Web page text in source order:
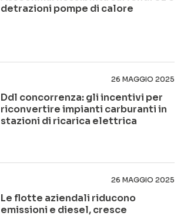
detrazioni pompe di calore
26 MAGGIO 2025
Ddl concorrenza: gli incentivi per
riconvertire impianti carburanti in
stazioni di ricarica elettrica
26 MAGGIO 2025
Le flotte aziendali riducono
emissioni e diesel, cresce